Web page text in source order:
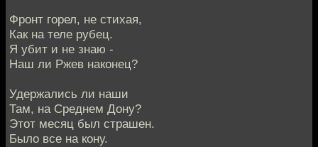
Фронт горел, не стихая,
Как на теле рубец.
Я убит и не знаю -
Наш ли Ржев наконец?
Удержались ли наши
Там, на Среднем Дону?
Этот месяц был страшен.
Было все на кону.